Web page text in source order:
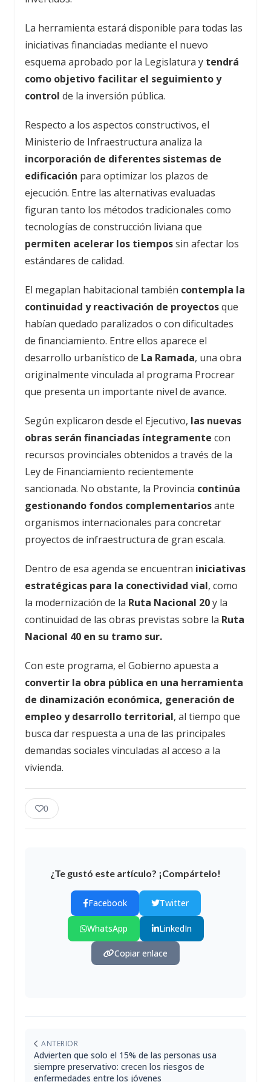
La herramienta estará disponible para todas las
iniciativas financiadas mediante el nuevo
esquema aprobado por la Legislatura y tendrá
como objetivo facilitar el seguimiento y
control de la inversión pública.
Respecto a los aspectos constructivos, el
Ministerio de Infraestructura analiza la
incorporación de diferentes sistemas de
edificación para optimizar los plazos de
ejecución. Entre las alternativas evaluadas
figuran tanto los métodos tradicionales como
tecnologías de construcción liviana que
permiten acelerar los tiempossin afectar los
estándares de calidad.
El megaplan habitacional también contempla la
continuidad y reactivación de proyectosque
habían quedado paralizados o con dificultades
de financiamiento. Entre ellos aparece el
desarrollo urbanístico de La Ramada, una obra
originalmente vinculada al programa Procrear
que presenta un importante nivel de avance.
Según explicaron desde el Ejecutivo, las nuevas
obras serán financiadas íntegramente con
recursos provinciales obtenidos a través de la
Ley de Financiamiento recientemente
sancionada. No obstante, la Provincia continúa
gestionando fondos complementariosante
organismos internacionales para concretar
proyectos de infraestructura de gran escala.
Dentro de esa agenda se encuentran iniciativas
estratégicas para la conectividad vial, como
la modernización de la Ruta Nacional 20y la
continuidad de las obras previstas sobre la Ruta
Nacional 40 en su tramo sur.
Con este programa, el Gobierno apuesta a
convertir la obra pública en una herramienta
de dinamización económica, generación de
empleo y desarrollo territorial, al tiempo que
busca dar respuesta a una de las principales
demandas sociales vinculadas al acceso a la
vivienda.
0
¿Te gustó este artículo? ¡Compártelo!
Facebook Twitter
WhatsApp LinkedIn
Copiar enlace
ANTERIOR
Advierten que solo el 15% de las personas usa
siempre preservativo: crecen los riesgos de
enfermedades entre los jóvenes